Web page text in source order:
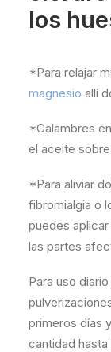
los
*Para relajar
magnesio allí
*Calambres
el aceite
*Para aliviar
fibromialgia o
puedes
las partes
Para uso
primeros días
cantidad